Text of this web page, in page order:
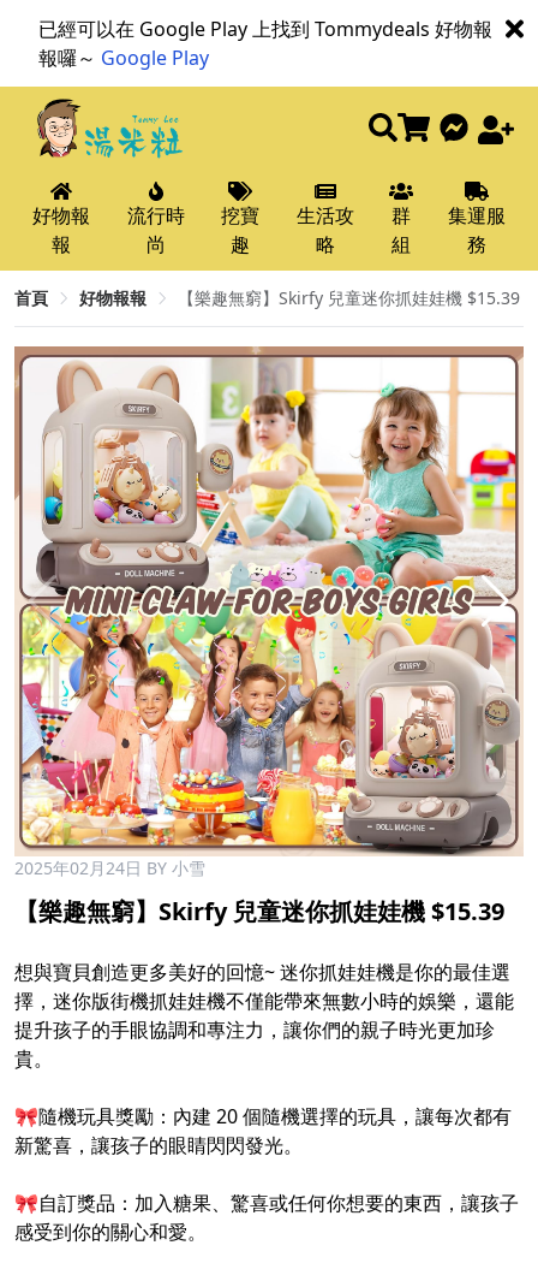
已經可以在 Google Play 上找到 Tommydeals 好物報
報囉～ Google Play
好物報
報
流行時
尚
挖寶
趣
生活攻
略
群
組
集運服
務
首頁 好物報報 【樂趣無窮】Skirfy 兒童迷你抓娃娃機 $15.39
2025年02月24日 BY 小雪
【樂趣無窮】Skirfy 兒童迷你抓娃娃機 $15.39
想與寶貝創造更多美好的回憶~ 迷你抓娃娃機是你的最佳選
擇，迷你版街機抓娃娃機不僅能帶來無數小時的娛樂，還能
提升孩子的手眼協調和專注力，讓你們的親子時光更加珍
貴。
🎀隨機玩具獎勵：內建 20 個隨機選擇的玩具，讓每次都有
新驚喜，讓孩子的眼睛閃閃發光。
🎀自訂獎品：加入糖果、驚喜或任何你想要的東西，讓孩子
感受到你的關心和愛。